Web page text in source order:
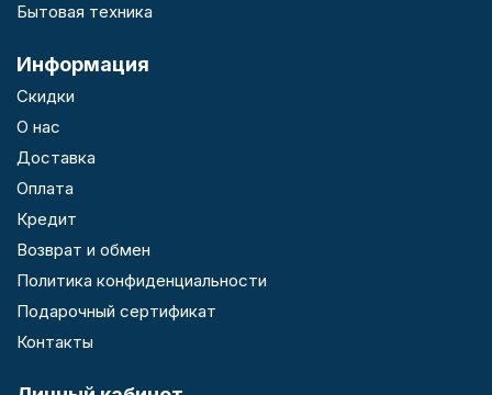
Бытовая техника
Информация
Скидки
О нас
Доставка
Оплата
Кредит
Возврат и обмен
Политика конфиденциальности
Подарочный сертификат
Контакты